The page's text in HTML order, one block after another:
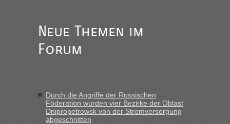
Berichte und Reisetipps • Re: An welchem
Grenzübergang zwischen Polen und der Ukraine geht es am
schnellsten?
Bernd D-UAinBerichte und Reisetipps • Re: An welchem
Grenzübergang zwischen Polen und der Ukraine geht es am
schnellsten?
Neue Themen im
Forum
Durch die Angriffe der Russischen
Föderation wurden vier Bezirke der Oblast
Dnipropetrowsk von der Stromversorgung
abgeschnitten